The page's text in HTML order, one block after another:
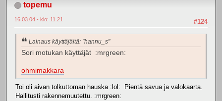
topemu
#124
16.03.04 - klo: 11.21
Lainaus käyttäjältä: "hannu_s"
Sori motukan käyttäjät :mrgreen:
ohmimakkara
Toi oli aivan tolkuttoman hauska :lol: Pientä savua ja valokaarta.
Hallitusti rakennemuutettu. :mrgreen: